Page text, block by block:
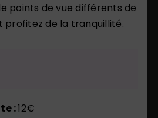
points de vue différents de
profitez de la tranquillité.
:12€